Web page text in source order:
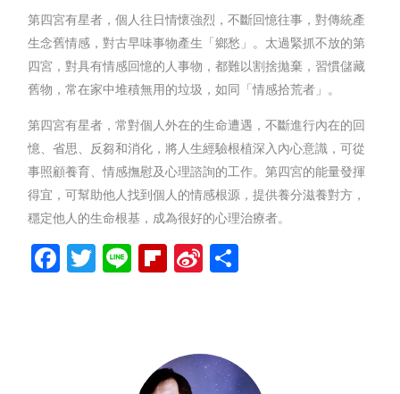
第四宮有星者，個人往日情懷強烈，不斷回憶往事，對傳統產
生念舊情感，對古早味事物產生「鄉愁」。太過緊抓不放的第
四宮，對具有情感回憶的人事物，都難以割捨拋棄，習慣儲藏
舊物，常在家中堆積無用的垃圾，如同「情感拾荒者」。
第四宮有星者，常對個人外在的生命遭遇，不斷進行內在的回
憶、省思、反芻和消化，將人生經驗根植深入內心意識，可從
事照顧養育、情感撫慰及心理諮詢的工作。第四宮的能量發揮
得宜，可幫助他人找到個人的情感根源，提供養分滋養對方，
穩定他人的生命根基，成為很好的心理治療者。
Facebook
Twitter
LineFlipboard
Sina